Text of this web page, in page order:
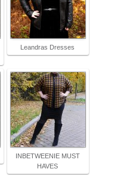
Leandras Dresses
INBETWEENIE MUST
HAVES